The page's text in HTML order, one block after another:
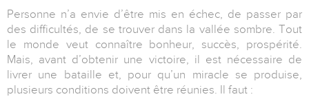
Personne n’a envie d’être mis en échec, de passer par
des difficultés, de se trouver dans la vallée sombre. Tout
le monde veut connaître bonheur, succès, prospérité.
Mais, avant d’obtenir une victoire, il est nécessaire de
livrer une bataille et, pour qu’un miracle se produise,
plusieurs conditions doivent être réunies. Il faut :